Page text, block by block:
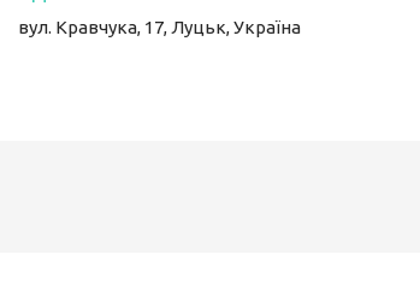
вул. Кравчука, 17, Луцьк, Україна